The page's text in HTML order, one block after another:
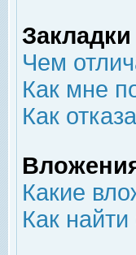
Чем
Как мне
Как
Какие
Как